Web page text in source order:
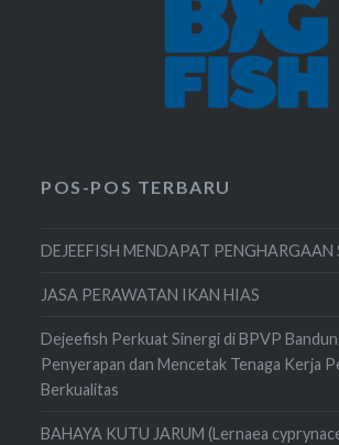
POS-POS TERBARU
DEJEEFISH MENDAPAT
JASA PERAWATAN IKAN HIAS
Dejeefish Perkuat Sinergi di BPVP
Penyerapan dan Mencetak Tenaga Kerja
Berkualitas
BAHAYA KUTU JARUM (Lernaea